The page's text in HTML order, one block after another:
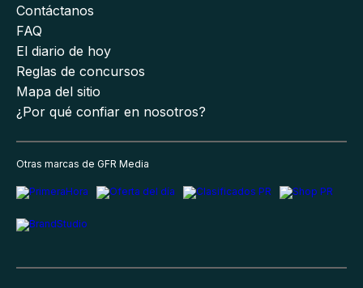
Contáctanos
FAQ
El diario de hoy
Reglas de concursos
Mapa del sitio
¿Por qué confiar en nosotros?
Otras marcas de GFR Media